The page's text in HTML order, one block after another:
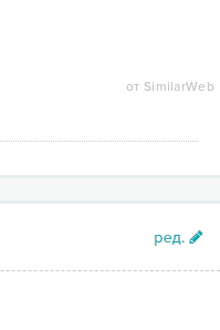
от SimilarWeb